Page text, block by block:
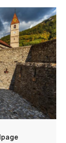
au
perdure
» célèbre
conviviale